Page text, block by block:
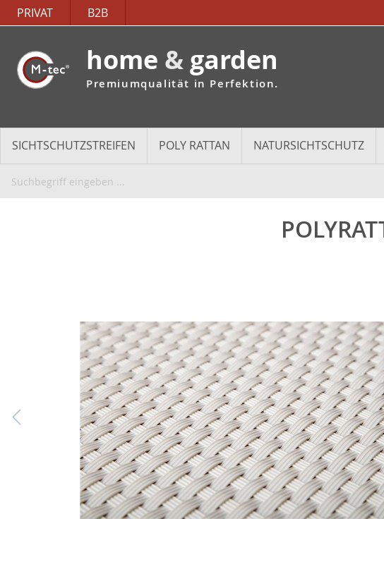
PRIVAT B2B
home & garden
Premiumqualität in Perfektion.
SICHTSCHUTZSTREIFEN POLY RATTAN NATURSICHTSCHUTZ